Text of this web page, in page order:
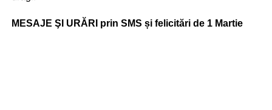
MESAJE ŞI URĂRI prin SMS și felicitări de 1 Martie